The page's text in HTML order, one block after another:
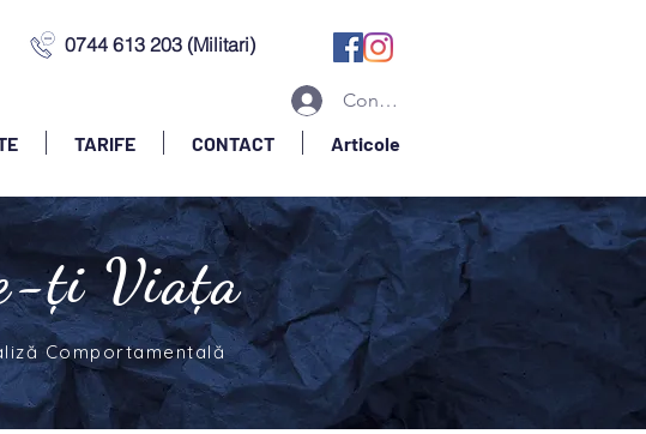
TARIFE CONTACT Articole
0744 613 203 (Militari)
Conectează-te
ți Viața
Comportamentală